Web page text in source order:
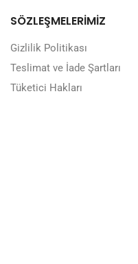
SÖZLEŞMELERİMİZ
Gizlilik Politikası
Teslimat ve İade Şartları
Tüketici Hakları